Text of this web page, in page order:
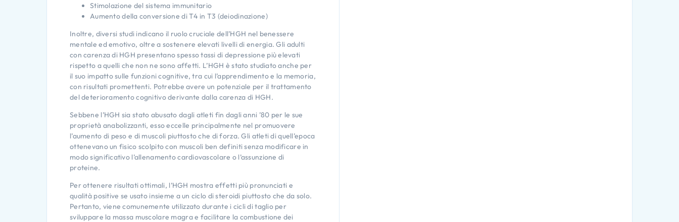
Stimolazione del sistema immunitario
Aumento della conversione di T4 in T3 (deiodinazione)
Inoltre, diversi studi indicano il ruolo cruciale dell’HGH nel benessere
mentale ed emotivo, oltre a sostenere elevati livelli di energia. Gli adulti
con carenza di HGH presentano spesso tassi di depressione più elevati
rispetto a quelli che non ne sono affetti. L’HGH è stato studiato anche per
il suo impatto sulle funzioni cognitive, tra cui l’apprendimento e la memoria,
con risultati promettenti. Potrebbe avere un potenziale per il trattamento
del deterioramento cognitivo derivante dalla carenza di HGH.
Sebbene l’HGH sia stato abusato dagli atleti fin dagli anni ’80 per le sue
proprietà anabolizzanti, esso eccelle principalmente nel promuovere
l’aumento di peso e di muscoli piuttosto che di forza. Gli atleti di quell’epoca
ottenevano un fisico scolpito con muscoli ben definiti senza modificare in
modo significativo l’allenamento cardiovascolare o l’assunzione di
proteine.
Per ottenere risultati ottimali, l’HGH mostra effetti più pronunciati e
qualità positive se usato insieme a un ciclo di steroidi piuttosto che da solo.
Pertanto, viene comunemente utilizzato durante i cicli di taglio per
sviluppare la massa muscolare magra e facilitare la combustione dei